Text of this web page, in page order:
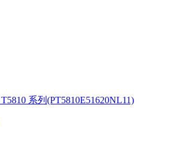
系列(PT5810E51620NL11)